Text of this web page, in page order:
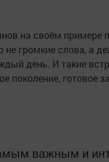
на своём примере
не громкие слова, а
день. И такие
поколение, готовое
важным и